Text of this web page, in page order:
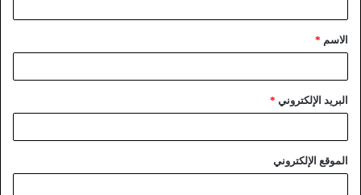
الاسم *
البريد الإلكتروني *
الموقع الإلكتروني